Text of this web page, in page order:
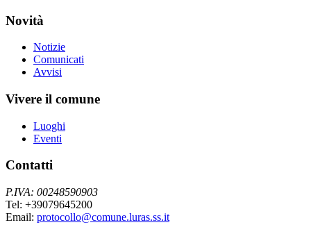
Novità
Notizie
Comunicati
Avvisi
Vivere il comune
Luoghi
Eventi
Contatti
P.IVA: 00248590903
Tel: +39079645200
Email: protocollo@comune.luras.ss.it